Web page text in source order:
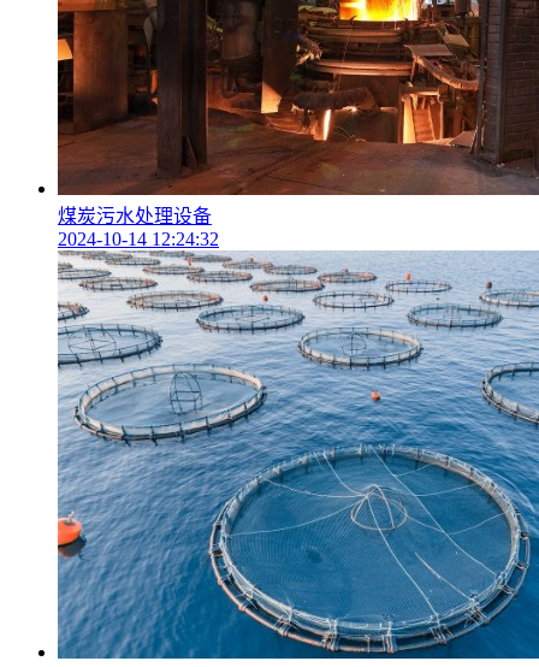
煤炭污水处理设备
2024-10-14 12:24:32